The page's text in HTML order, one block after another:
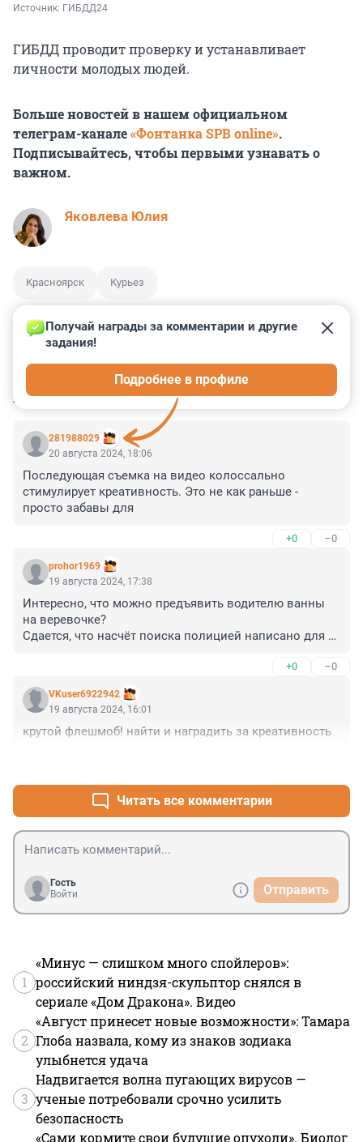
Источник: ГИБДД24
ГИБДД проводит проверку и устанавливает
личности молодых людей.
Больше новостей в нашем официальном
телеграм-канале«Фонтанка SPB online».
Подписывайтесь, чтобы первыми узнавать о
важном.
Яковлева Юлия
Красноярск Курьез
КОММЕНТАРИИ 16
281988029
Получай награды за комментарии и другие
задания!
Подробнее в профиле
20 августа 2024, 18:06
Последующая съемка на видео колоссально
стимулирует креативность. Это не как раньше -
просто забавы для
+0 –0
prohor1969
19 августа 2024, 17:38
Интересно, что можно предъявить водителю ванны
на веревочке?
Сдается, что насчёт поиска полицией написано для
+0 –0
VKuser6922942
19 августа 2024, 16:01
крутой флешмоб! найти и наградить за креативность
Читать все комментарии
Гость
Войти
Отправить
1
«Минус — слишком много спойлеров»:
российский ниндзя-скульптор снялся в
сериале «Дом Дракона». Видео
2
«Август принесет новые возможности»: Тамара
Глоба назвала, кому из знаков зодиака
улыбнется удача
3
Надвигается волна пугающих вирусов —
ученые потребовали срочно усилить
безопасность
«Сами кормите свои будущие опухоли». Биолог